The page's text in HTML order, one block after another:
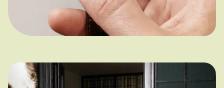
Tovys
Když kampaň šlape jako luxusní
hodinky